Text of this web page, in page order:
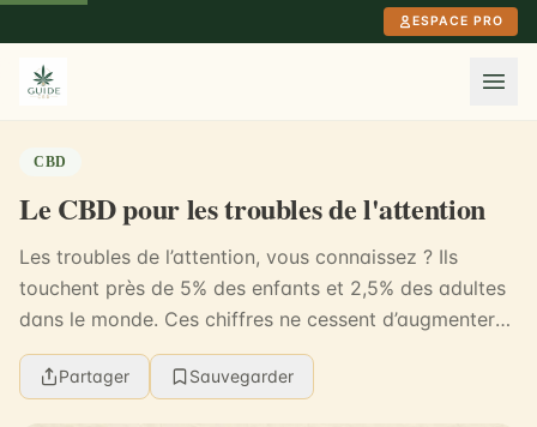
ESPACE PRO
CBD
Le CBD pour les troubles de l'attention
Les troubles de l’attention, vous connaissez ? Ils
touchent près de 5% des enfants et 2,5% des adultes
dans le monde. Ces chiffres ne cessent d’augmenter
et la recherche de solutions est une nécessité...
Partager Sauvegarder